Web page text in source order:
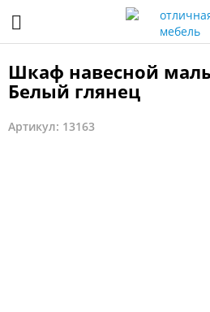
Шкаф навесной
Белый глянец
Артикул: 13163